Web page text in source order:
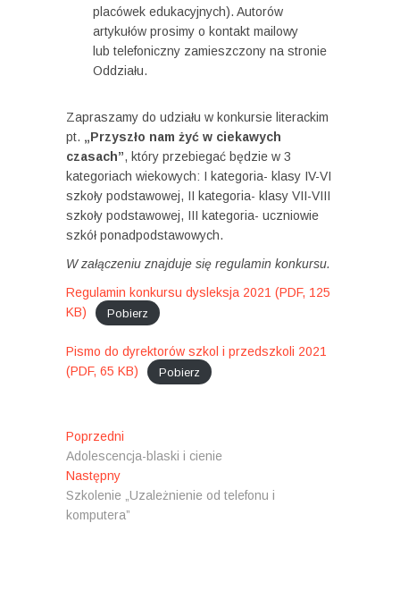
placówek edukacyjnych). Autorów
artykułów prosimy o kontakt mailowy
lub telefoniczny zamieszczony na stronie
Oddziału.
Zapraszamy do udziału w konkursie literackim
pt. „Przyszło nam żyć w ciekawych
czasach”, który przebiegać będzie w 3
kategoriach wiekowych: I kategoria- klasy IV-VI
szkoły podstawowej, II kategoria- klasy VII-VIII
szkoły podstawowej, III kategoria- uczniowie
szkół ponadpodstawowych.
W załączeniu znajduje się regulamin konkursu.
Regulamin konkursu dysleksja 2021 (PDF, 125
KB)
Pobierz
Pismo do dyrektorów szkol i przedszkoli 2021
(PDF, 65 KB)
Pobierz
N
a
w
i
Poprzedni
o
z
Adolescencja-blaski i cienie
Następny
a
s
Szkolenie „Uzależnienie od telefonu i
komputera”